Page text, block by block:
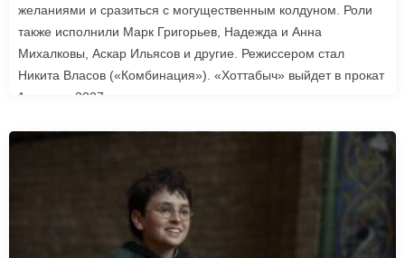
желаниями и сразиться с могущественным колдуном. Роли
также исполнили Марк Григорьев, Надежда и Анна
Михалковы, Аскар Ильясов и другие. Режиссером стал
Никита Власов («Комбинация»). «Хоттабыч» выйдет в прокат
1 января 2027 года.